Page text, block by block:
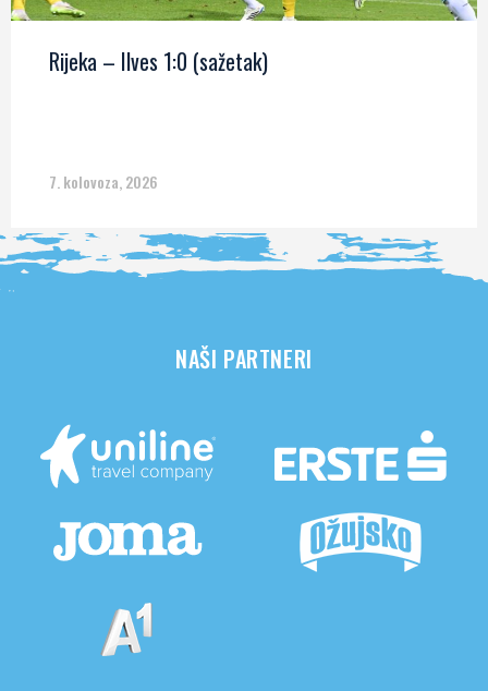
Rijeka – Ilves 1:0 (sažetak)
7. kolovoza, 2026
NAŠI PARTNERI